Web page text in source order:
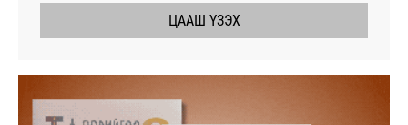
ЦААШ ҮЗЭХ